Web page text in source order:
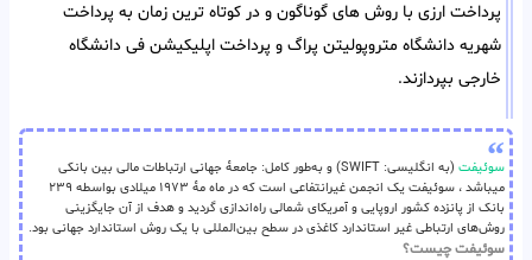
پرداخت ارزی با روش های گوناگون و در کوتاه ترین زمان به پرداخت
شهریه دانشگاه متروپولیتن پراگ و پرداخت اپلیکیشن فی دانشگاه
خارجی بپردازند.
سوئیفت
(به انگلیسی: SWIFT) و به‌طور کامل: جامعهٔ جهانی ارتباطات مالی بین بانکی
میباشد ، سوئیفت یک انجمن غیرانتفاعی است که در ماه مهٔ ۱۹۷۳ میلادی بواسطه ۲۳۹
بانک از پانزده کشور اروپایی و آمریکای شمالی راه‌اندازی گردید و هدف از آن جایگزینی
روش‌های ارتباطی غیر استاندارد کاغذی در سطح بین‌المللی با یک روش استاندارد جهانی بود.
سوئیفت چیست؟